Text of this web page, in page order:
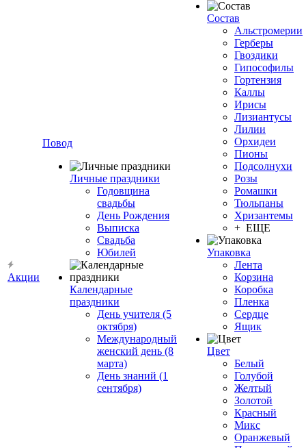
Акции
Повод
Личные праздники
Годовщина
свадьбы
День Рождения
Выписка
Свадьба
Юбилей
Календарные
праздники
День учителя (5
октября)
Международный
женский день (8
марта)
День знаний (1
сентября)
Состав
Альстромерии
Герберы
Гвоздики
Гипософилы
Гортензия
Каллы
Ирисы
Лизиантусы
Лилии
Орхидеи
Пионы
Подсолнухи
Розы
Ромашки
Тюльпаны
Хризантемы
+ ЕЩЕ
Упаковка
Лента
Корзина
Коробка
Пленка
Сердце
Ящик
Цвет
Белый
Голубой
Желтый
Золотой
Красный
Микс
Оранжевый